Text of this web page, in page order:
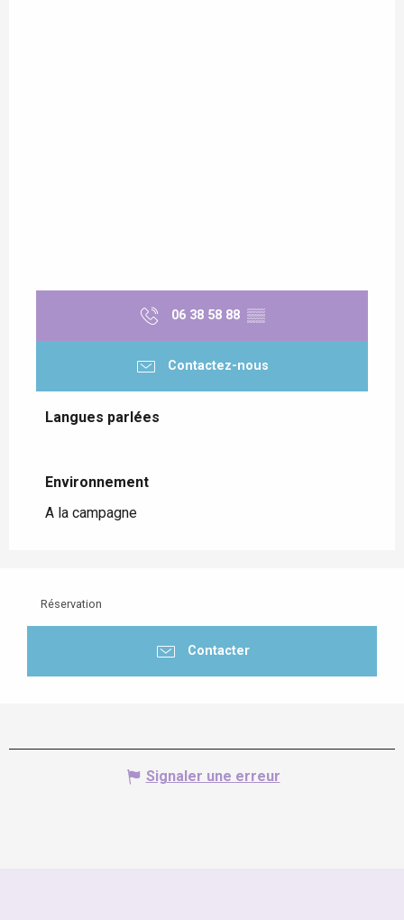
06 38 58 88 ▒▒
Contactez-nous
Langues parlées
Langues parlées
Environnement
Environnement
A la campagne
Réservation
Contacter
Signaler une erreur